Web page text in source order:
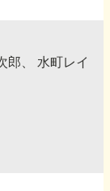
、
水町レイ